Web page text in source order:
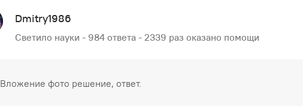
Dmitry1986
Светило науки - 984 ответа - 2339 раз оказано помощи
Вложение фото решение, ответ.